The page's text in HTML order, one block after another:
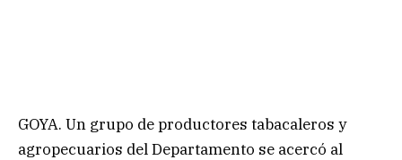
GOYA. Un grupo de productores tabacaleros y
agropecuarios del Departamento se acercó al